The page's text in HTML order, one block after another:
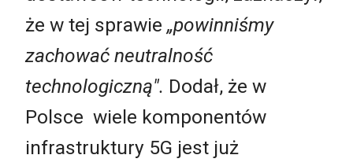
że w tej sprawie „powinniśmy
zachować neutralność
technologiczną". Dodał, że w
Polsce wiele komponentów
infrastruktury 5G jest już